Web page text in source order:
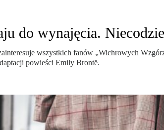
do wynajęcia.
wszystkich fanów „Wichrowych
powieści Emily Brontë.